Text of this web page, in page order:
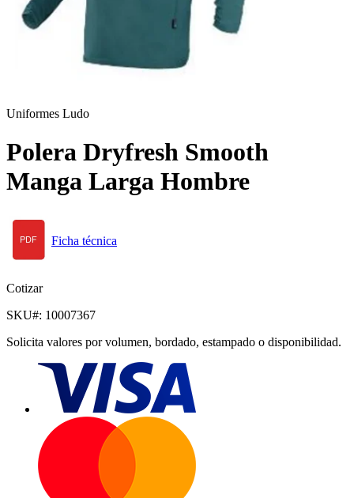
Uniformes Ludo
Polera Dryfresh Smooth
Manga Larga Hombre
Ficha técnica
Cotizar
SKU#: 10007367
Solicita valores por volumen, bordado, estampado o disponibilidad.